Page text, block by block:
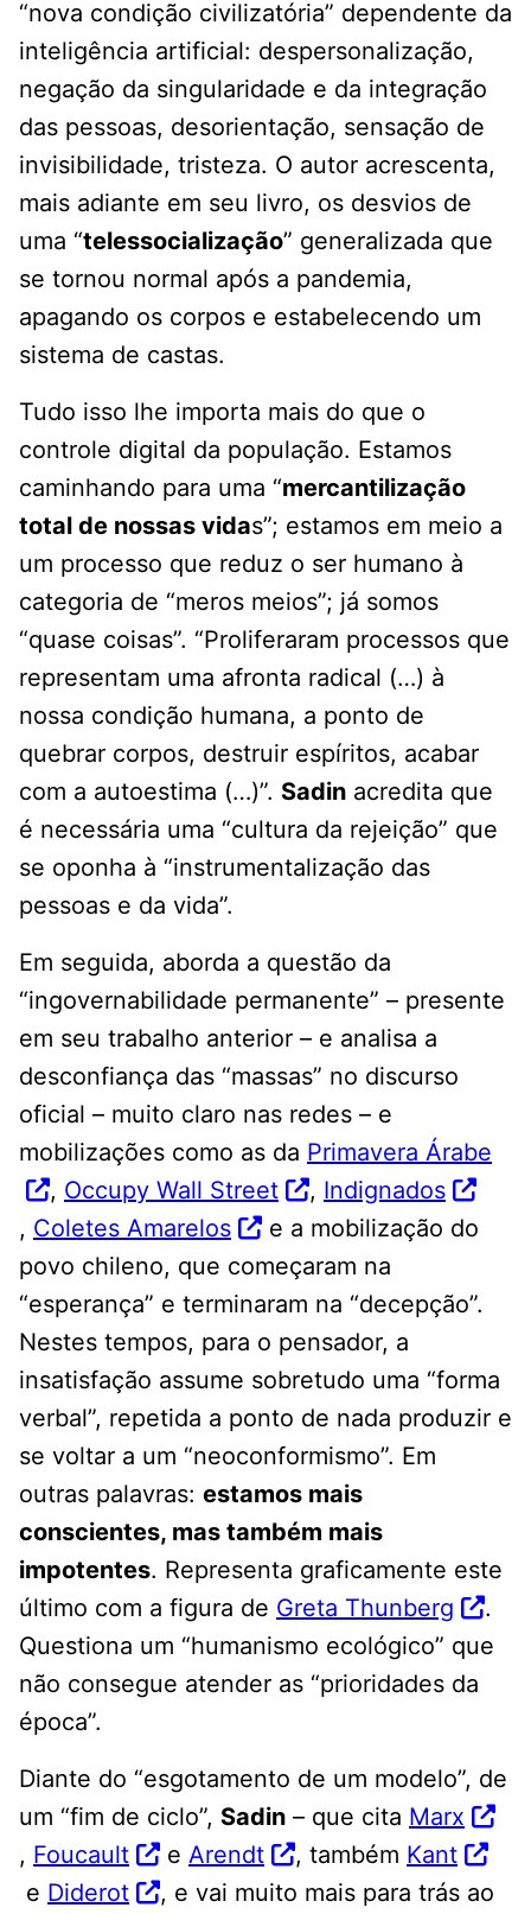
“nova condição civilizatória” dependente da
inteligência artificial: despersonalização,
negação da singularidade e da integração
das pessoas, desorientação, sensação de
invisibilidade, tristeza. O autor acrescenta,
mais adiante em seu livro, os desvios de
uma “telessocialização” generalizada que
se tornou normal após a pandemia,
apagando os corpos e estabelecendo um
sistema de castas.
Tudo isso lhe importa mais do que o
controle digital da população. Estamos
caminhando para uma “mercantilização
total de nossas vidas”; estamos em meio a
um processo que reduz o ser humano à
categoria de “meros meios”; já somos
“quase coisas”. “Proliferaram processos que
representam uma afronta radical (…) à
nossa condição humana, a ponto de
quebrar corpos, destruir espíritos, acabar
com a autoestima (…)”. Sadin acredita que
é necessária uma “cultura da rejeição” que
se oponha à “instrumentalização das
pessoas e da vida”.
Em seguida, aborda a questão da
“ingovernabilidade permanente” – presente
em seu trabalho anterior – e analisa a
desconfiança das “massas” no discurso
oficial – muito claro nas redes – e
mobilizações como as da Primavera Árabe
, Occupy Wall Street , Indignados
, Coletes Amarelos
e a mobilização do
povo chileno, que começaram na
“esperança” e terminaram na “decepção”.
Nestes tempos, para o pensador, a
insatisfação assume sobretudo uma “forma
verbal”, repetida a ponto de nada produzir e
se voltar a um “neoconformismo”. Em
outras palavras: estamos mais
conscientes, mas também mais
impotentes. Representa graficamente este
último com a figura de Greta Thunberg
.
Questiona um “humanismo ecológico” que
não consegue atender as “prioridades da
época”.
Diante do “esgotamento de um modelo”, de
um “fim de ciclo”, Sadin – que cita Marx
, Foucault e Arendt , também Kant
e Diderot
, e vai muito mais para trás ao